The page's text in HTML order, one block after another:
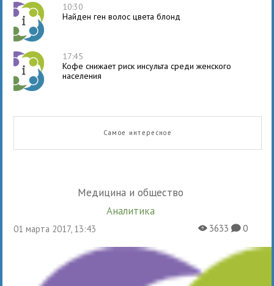
10:30
Найден ген волос цвета блонд
17:45
Кофе снижает риск инсульта среди женского
населения
Самое интересное
Медицина и общество
Аналитика
01 марта 2017, 13:43 X3633K0